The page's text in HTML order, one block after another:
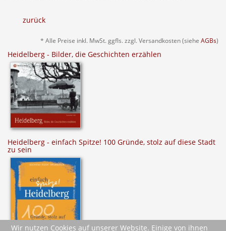
zurück
* Alle Preise inkl. MwSt. ggfls. zzgl. Versandkosten (siehe AGBs)
Heidelberg - Bilder, die Geschichten erzählen
Heidelberg - einfach Spitze! 100 Gründe, stolz auf diese Stadt
zu sein
Wir nutzen Cookies auf unserer Website. Einige von ihnen